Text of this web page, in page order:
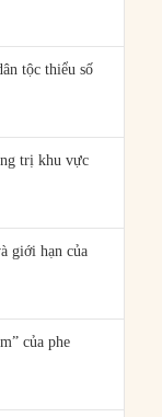
tộc thiểu số
trị khu vực
giới hạn của
của phe